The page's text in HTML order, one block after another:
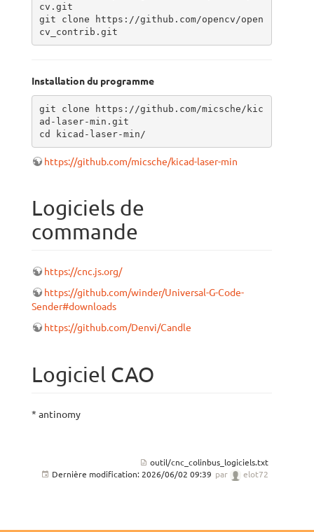
cv.git
git clone https://github.com/opencv/open
cv_contrib.git
Installation du programme
git clone https://github.com/micsche/kic
ad-laser-min.git
cd kicad-laser-min/
https://github.com/micsche/kicad-laser-min
Logiciels de
commande
https://cnc.js.org/
https://github.com/winder/Universal-G-Code-
Sender#downloads
https://github.com/Denvi/Candle
Logiciel CAO
* antinomy
outil/cnc_colinbus_logiciels.txt
Dernière modification: 2026/06/02 09:39 par elot72